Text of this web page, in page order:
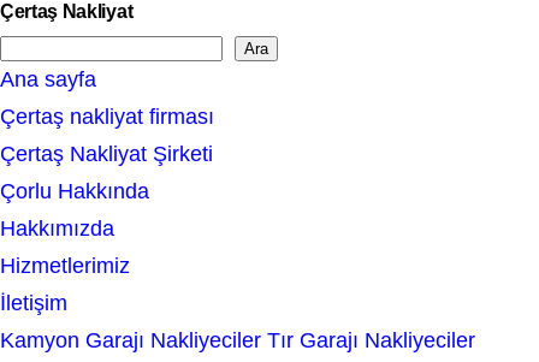
Çertaş Nakliyat
e
a
r
c
h
Ara
Ana sayfa
Çertaş nakliyat firması
Çertaş Nakliyat Şirketi
Çorlu Hakkında
Hakkımızda
Hizmetlerimiz
İletişim
Kamyon Garajı Nakliyeciler Tır Garajı Nakliyeciler